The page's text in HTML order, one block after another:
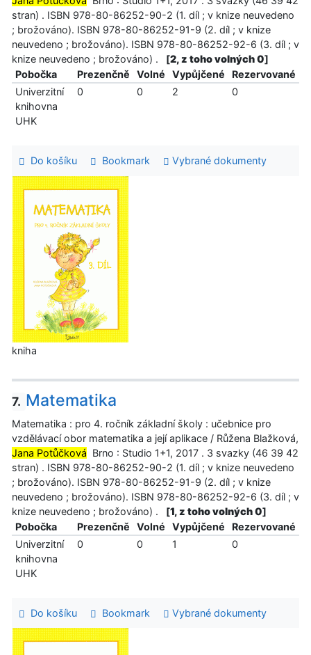
stran) . ISBN 978-80-86252-90-2 (1. díl ; v knize neuvedeno
; brožováno). ISBN 978-80-86252-91-9 (2. díl ; v knize
neuvedeno ; brožováno). ISBN 978-80-86252-92-6 (3. díl ; v
knize neuvedeno ; brožováno) .
[2, z toho volných 0]
Pobočka
Prezenčně Volné Vypůjčené
Rezervované
Univerzitní
knihovna
UHK
0 0 2 0
Do košíku Bookmark Vybrané dokumenty
kniha
7. Matematika
Matematika : pro 4. ročník základní školy : učebnice pro
vzdělávací obor matematika a její aplikace / Růžena Blažková,
Jana Potůčková Brno : Studio 1+1, 2017 . 3 svazky (46 39 42
stran) . ISBN 978-80-86252-90-2 (1. díl ; v knize neuvedeno
; brožováno). ISBN 978-80-86252-91-9 (2. díl ; v knize
neuvedeno ; brožováno). ISBN 978-80-86252-92-6 (3. díl ; v
knize neuvedeno ; brožováno) .
[1, z toho volných 0]
Pobočka
Prezenčně Volné Vypůjčené
Rezervované
Univerzitní
knihovna
UHK
0 0 1 0
Do košíku Bookmark Vybrané dokumenty